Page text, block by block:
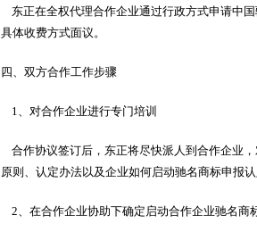
东正在全权代理合作企业通过行政方式申请中
具体收费方式面议。
四、双方合作工作步骤
1、对合作企业进行专门培训
合作协议签订后，东正将尽快派人到合作企业
原则、认定办法以及企业如何启动驰名商标申报
2、在合作企业协助下确定启动合作企业驰名商